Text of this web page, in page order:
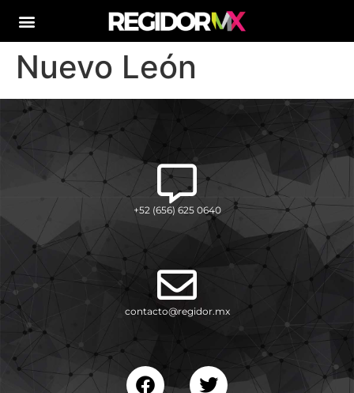
Nuevo León
+52 (656) 625 0640
contacto@regidor.mx